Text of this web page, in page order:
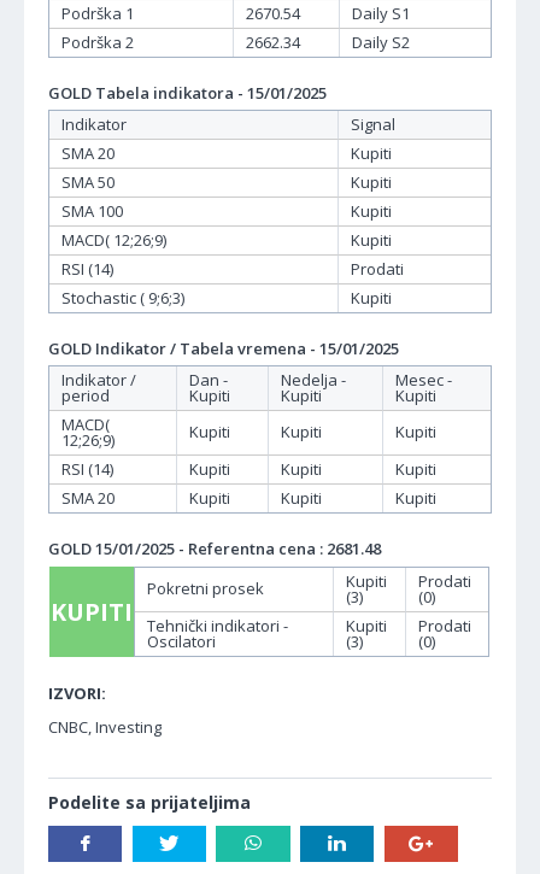
Podrška 1
2670.54
Daily S1
Podrška 2
2662.34 Daily S2
GOLD Tabela indikatora - 15/01/2025
Indikator
Signal
SMA 20
Kupiti
SMA 50
Kupiti
SMA 100
Kupiti
MACD( 12;26;9)
Kupiti
RSI (14)
Prodati
Stochastic ( 9;6;3)
Kupiti
GOLD Indikator / Tabela vremena - 15/01/2025
Indikator /
period
Dan -
Kupiti
Nedelja -
Kupiti
Mesec -
Kupiti
MACD(
12;26;9) Kupiti Kupiti
Kupiti
RSI (14)
Kupiti Kupiti
Kupiti
SMA 20
Kupiti Kupiti Kupiti
GOLD 15/01/2025 - Referentna cena : 2681.48
KUPITI
Pokretni prosek Kupiti
(3)
Prodati
(0)
Tehnički indikatori -
Oscilatori
Kupiti
(3)
Prodati
(0)
IZVORI:
CNBC, Investing
Podelite sa prijateljima